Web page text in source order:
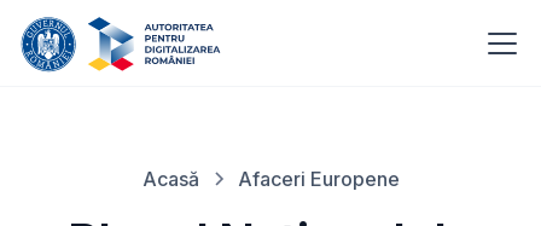
Acasă Afaceri Europene